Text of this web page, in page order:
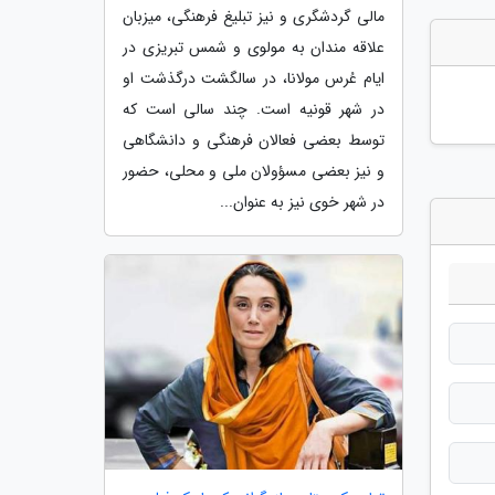
مالی گردشگری و نیز تبلیغ فرهنگی، میزبان
علاقه مندان به مولوی و شمس تبریزی در
ایام عُرس مولانا، در سالگشت درگذشت او
در شهر قونیه است. چند سالی است که
توسط بعضی فعالان فرهنگی و دانشگاهی
و نیز بعضی مسؤولان ملی و محلی، حضور
در شهر خوی نیز به عنوان...